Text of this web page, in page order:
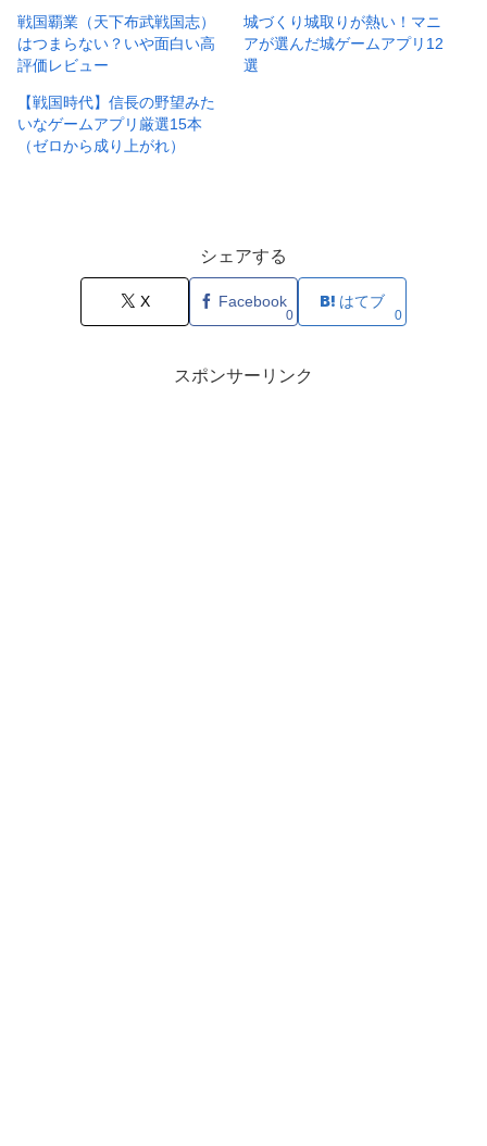
戦国覇業（天下布武戦国志）
はつまらない？いや面白い高
評価レビュー
城づくり城取りが熱い！マニ
アが選んだ城ゲームアプリ12
選
【戦国時代】信長の野望みた
いなゲームアプリ厳選15本
（ゼロから成り上がれ）
シェアする
X Facebook
0
はてブ
0
スポンサーリンク